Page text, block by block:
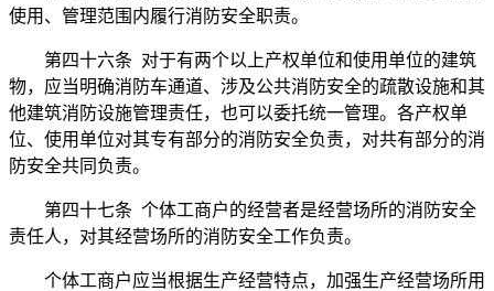
使用、管理范围内履行消防安全职责。
第四十六条 对于有两个以上产权单位和使用单位的建筑
物，应当明确消防车通道、涉及公共消防安全的疏散设施和其
他建筑消防设施管理责任，也可以委托统一管理。各产权单
位、使用单位对其专有部分的消防安全负责，对共有部分的消
防安全共同负责。
第四十七条 个体工商户的经营者是经营场所的消防安全
责任人，对其经营场所的消防安全工作负责。
个体工商户应当根据生产经营特点，加强生产经营场所用